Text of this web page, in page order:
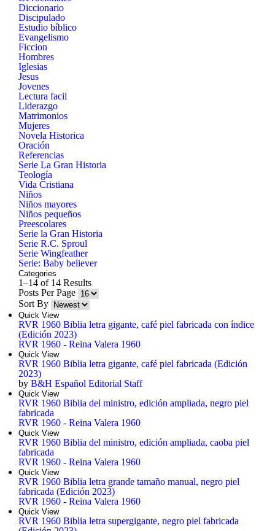
Diccionario
Discipulado
Estudio bíblico
Evangelismo
Ficcion
Hombres
Iglesias
Jesus
Jovenes
Lectura facil
Liderazgo
Matrimonios
Mujeres
Novela Historica
Oración
Referencias
Serie La Gran Historia
Teología
Vida Cristiana
Niños
Niños mayores
Niños pequeños
Preescolares
Serie la Gran Historia
Serie R.C. Sproul
Serie Wingfeather
Serie: Baby believer
Categories
1–14 of 14 Results
Posts Per Page
Sort By
Quick View
RVR 1960 Biblia letra gigante, café piel fabricada con índice
(Edición 2023)
RVR 1960 - Reina Valera 1960
Quick View
RVR 1960 Biblia letra gigante, café piel fabricada (Edición
2023)
by B&H Español Editorial Staff
Quick View
RVR 1960 Biblia del ministro, edición ampliada, negro piel
fabricada
RVR 1960 - Reina Valera 1960
Quick View
RVR 1960 Biblia del ministro, edición ampliada, caoba piel
fabricada
RVR 1960 - Reina Valera 1960
Quick View
RVR 1960 Biblia letra grande tamaño manual, negro piel
fabricada (Edición 2023)
RVR 1960 - Reina Valera 1960
Quick View
RVR 1960 Biblia letra supergigante, negro piel fabricada